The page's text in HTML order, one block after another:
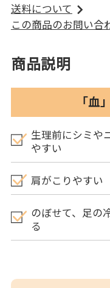
送料について
この商品のお問い合
商品説明
「血
生理前にシミや
やすい
肩がこりやすい
のぼせて、足の
る